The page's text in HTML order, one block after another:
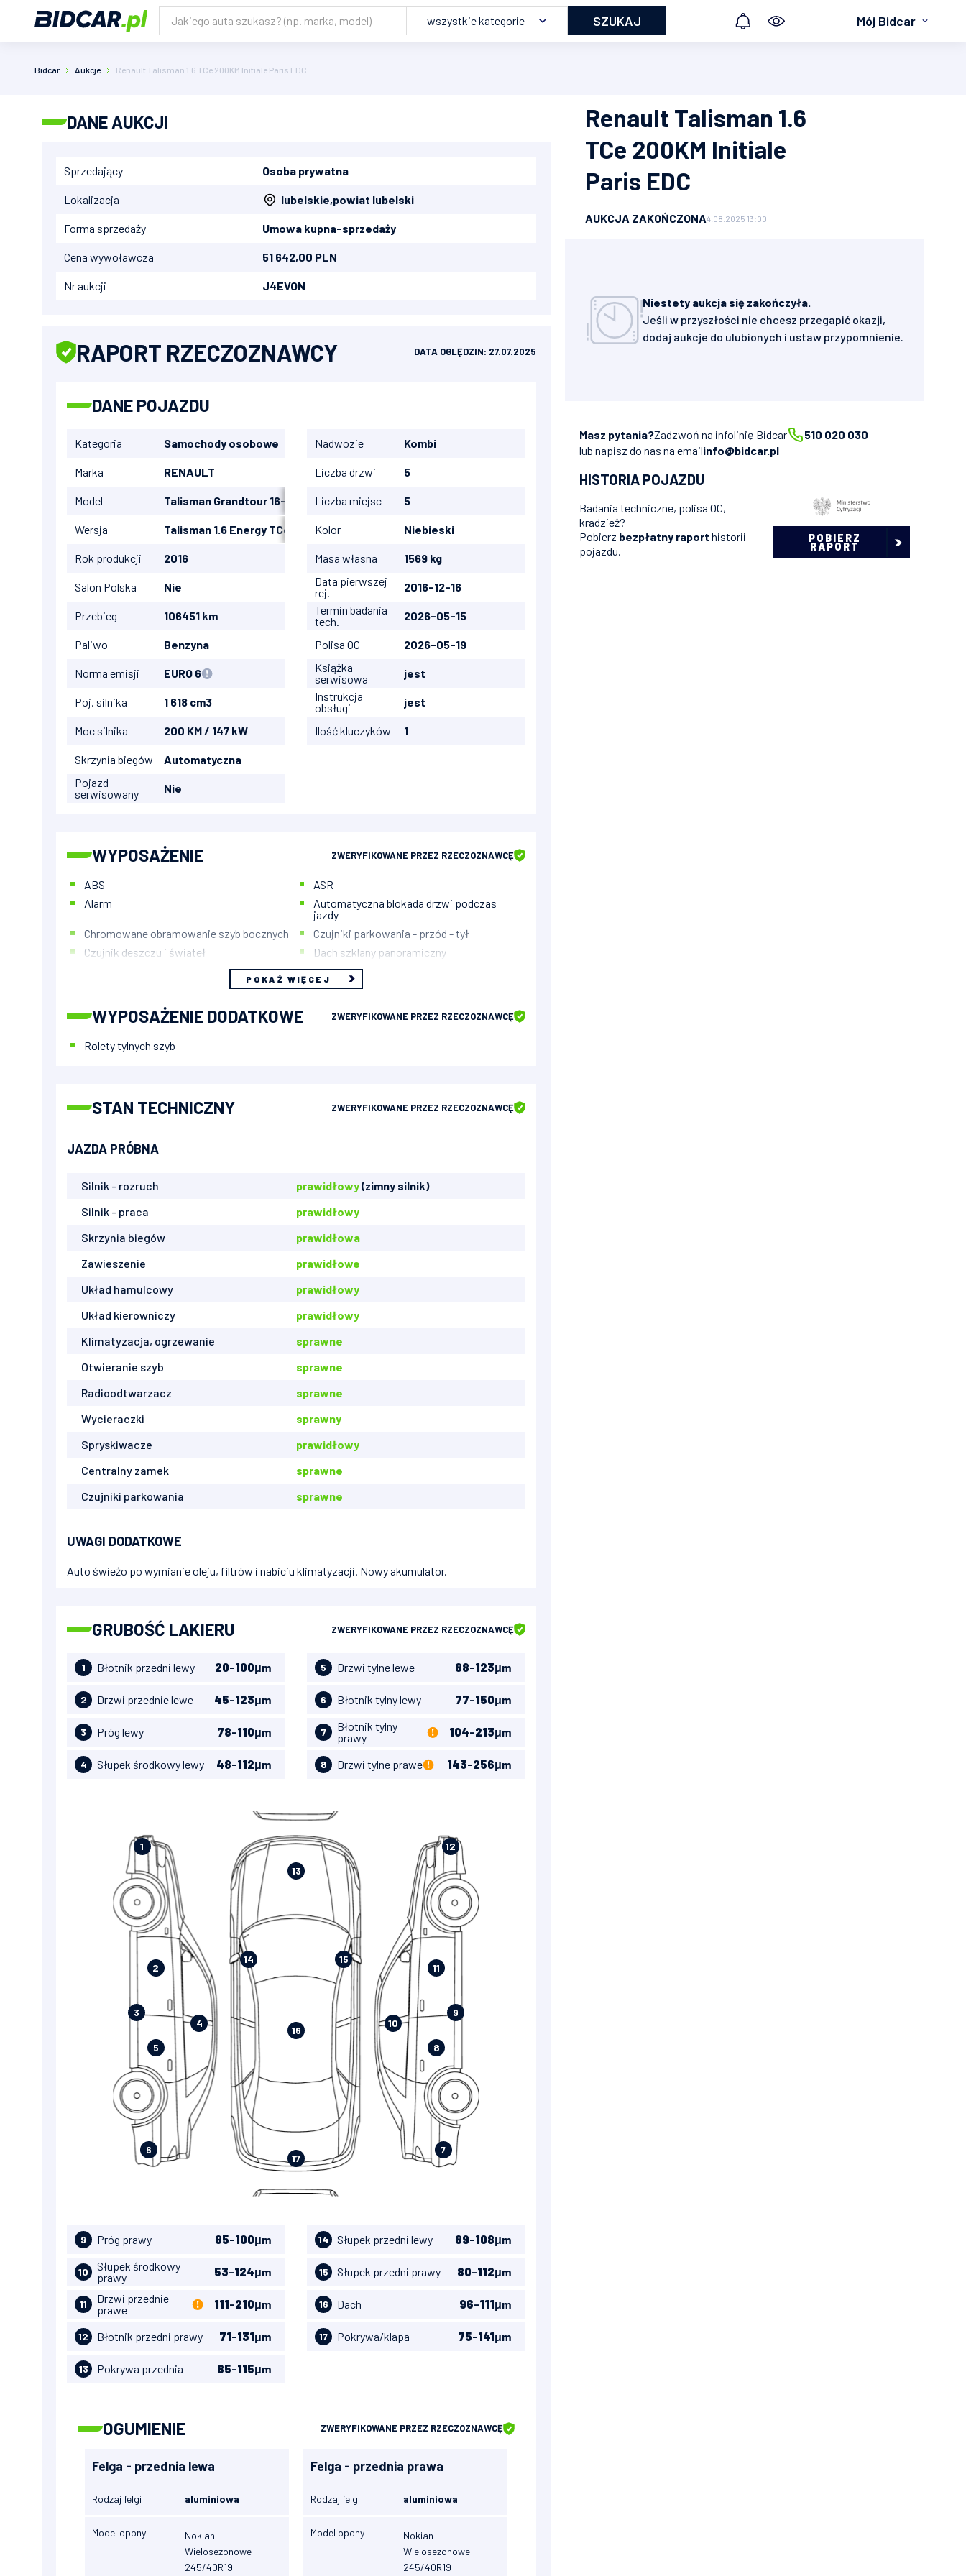
wszystkie kategorie SZUKAJ Mój Bidcar
Bidcar Aukcje Renault Talisman 1.6 TCe 200KM Initiale Paris EDC
DANE AUKCJI
Sprzedający Osoba prywatna
Lokalizacja lubelskie,powiat lubelski
Forma sprzedaży Umowa kupna-sprzedaży
Cena wywoławcza 51 642,00 PLN
Nr aukcji J4EVON
RAPORT RZECZOZNAWCY DATA OGLĘDZIN: 27.07.2025
DANE POJAZDU
Kategoria Samochody osobowe
Marka RENAULT
Model Talisman Grandtour 16-20
Wersja Talisman 1.6 Energy TCe Initiale Paris EDC
Rok produkcji 2016
Salon Polska Nie
Przebieg 106451 km
Paliwo Benzyna
Norma emisji EURO 6
Poj. silnika 1 618 cm3
Moc silnika 200 KM / 147 kW
Skrzynia biegów
Automatyczna
Pojazd
serwisowany
Nie
Nadwozie Kombi
Liczba drzwi 5
Liczba miejsc 5
Kolor Niebieski
Masa własna
1569 kg
Data pierwszej
rej.
2016-12-16
Termin badania
tech.
2026-05-15
Polisa OC
2026-05-19
Książka
serwisowa
jest
Instrukcja
obsługi
jest
Ilość kluczyków 1
WYPOSAŻENIE ZWERYFIKOWANE PRZEZ RZECZOZNAWCĘ
ABS
Alarm
ASR
Automatyczna blokada drzwi podczas
jazdy
Chromowane obramowanie szyb bocznych
Czujnik deszczu i świateł
Czujniki parkowania - przód - tył
Dach szklany panoramiczny
POKAŻ WIĘCEJ
WYPOSAŻENIE DODATKOWE ZWERYFIKOWANE PRZEZ RZECZOZNAWCĘ
Rolety tylnych szyb
STAN TECHNICZNY ZWERYFIKOWANE PRZEZ RZECZOZNAWCĘ
JAZDA PRÓBNA
Silnik - rozruch prawidłowy(zimny silnik)
Silnik - praca
prawidłowy
Skrzynia biegów
prawidłowa
Zawieszenie
prawidłowe
Układ hamulcowy
prawidłowy
Układ kierowniczy
prawidłowy
Klimatyzacja, ogrzewanie
sprawne
Otwieranie szyb
sprawne
Radioodtwarzacz
sprawne
Wycieraczki
sprawny
Spryskiwacze
prawidłowy
Centralny zamek
sprawne
Czujniki parkowania
sprawne
UWAGI DODATKOWE
Auto świeżo po wymianie oleju, filtrów i nabiciu klimatyzacji. Nowy akumulator.
GRUBOŚĆ LAKIERU ZWERYFIKOWANE PRZEZ RZECZOZNAWCĘ
1 Błotnik przedni lewy 20-100μm
2 Drzwi przednie lewe 45-123μm
3 Próg lewy 78-110μm
4 Słupek środkowy lewy 48-112μm
5 Drzwi tylne lewe 88-123μm
6 Błotnik tylny lewy 77-150μm
7
Błotnik tylny
prawy
104-213μm
200-300
300-500
8 Drzwi tylne prawe 143-256μm
300-500
1
2
3
4
5
6 7
8
9
10
11
12
13
14 15
16
17
9 Próg prawy 85-100μm
10
Słupek środkowy
prawy
53-124μm
11
Drzwi przednie
prawe
111-210μm
200-300
300-500
12 Błotnik przedni prawy 71-131μm
13 Pokrywa przednia 85-115μm
14 Słupek przedni lewy 89-108μm
15 Słupek przedni prawy 80-112μm
16 Dach 96-111μm
17 Pokrywa/klapa 75-141μm
OGUMIENIE ZWERYFIKOWANE PRZEZ RZECZOZNAWCĘ
Felga - przednia lewa
Rodzaj felgi aluminiowa
Model opony
Nokian
Wielosezonowe
245/40R19
Felga - przednia prawa
Rodzaj felgi aluminiowa
Model opony
Nokian
Wielosezonowe
245/40R19
Renault Talisman 1.6
TCe 200KM Initiale
Paris EDC
AUKCJA ZAKOŃCZONA4.08.2025 13:00
Niestety aukcja się zakończyła.
Jeśli w przyszłości nie chcesz przegapić okazji,
dodaj aukcje do ulubionych i ustaw przypomnienie.
Masz pytania?Zadzwoń na infolinię Bidcar
510 020 030
lub napisz do nas na emailinfo@bidcar.pl
HISTORIA POJAZDU
Badania techniczne, polisa OC,
kradzież?
Pobierz bezpłatny raport historii
pojazdu.
POBIERZ
RAPORT